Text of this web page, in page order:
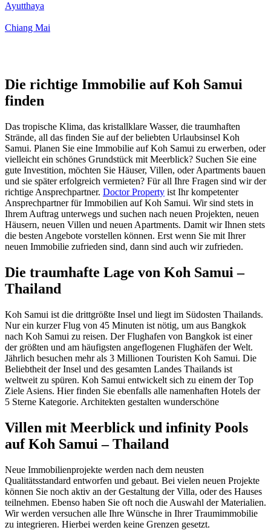
Ayutthaya
Chiang Mai
Die richtige Immobilie auf Koh Samui
finden
Das tropische Klima, das kristallklare Wasser, die traumhaften
Strände, all das finden Sie auf der beliebten Urlaubsinsel Koh
Samui. Planen Sie eine Immobilie auf Koh Samui zu erwerben, oder
vielleicht ein schönes Grundstück mit Meerblick? Suchen Sie eine
gute Investition, möchten Sie Häuser, Villen, oder Apartments bauen
und sie später erfolgreich vermieten? Für all Ihre Fragen sind wir der
richtige Ansprechpartner. Doctor Property ist Ihr kompetenter
Ansprechpartner für Immobilien auf Koh Samui. Wir sind stets in
Ihrem Auftrag unterwegs und suchen nach neuen Projekten, neuen
Häusern, neuen Villen und neuen Apartments. Damit wir Ihnen stets
die besten Angebote vorstellen können. Erst wenn Sie mit Ihrer
neuen Immobilie zufrieden sind, dann sind auch wir zufrieden.
Die traumhafte Lage von Koh Samui –
Thailand
Koh Samui ist die drittgrößte Insel und liegt im Südosten Thailands.
Nur ein kurzer Flug von 45 Minuten ist nötig, um aus Bangkok
nach Koh Samui zu reisen. Der Flughafen von Bangkok ist einer
der größten und am häufigsten angeflogenen Flughäfen der Welt.
Jährlich besuchen mehr als 3 Millionen Touristen Koh Samui. Die
Beliebtheit der Insel und des gesamten Landes Thailands ist
weltweit zu spüren. Koh Samui entwickelt sich zu einem der Top
Ziele Asiens. Hier finden Sie ebenfalls alle namenhaften Hotels der
5 Sterne Kategorie. Architekten gestalten wunderschöne
Villen mit Meerblick und infinity Pools
auf Koh Samui – Thailand
Neue Immobilienprojekte werden nach dem neusten
Qualitätsstandard entworfen und gebaut. Bei vielen neuen Projekte
können Sie noch aktiv an der Gestaltung der Villa, oder des Hauses
teilnehmen. Ebenso haben Sie oft noch die Auswahl der Materialien.
Wir werden versuchen alle Ihre Wünsche in Ihrer Traumimmobilie
zu integrieren. Hierbei werden keine Grenzen gesetzt.